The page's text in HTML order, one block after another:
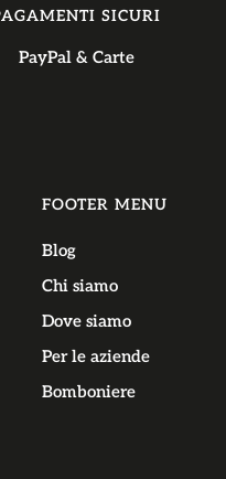
SICURI
PayPal & Carte
FOOTER MENU
Blog
Chi siamo
Dove siamo
Per le aziende
Bomboniere